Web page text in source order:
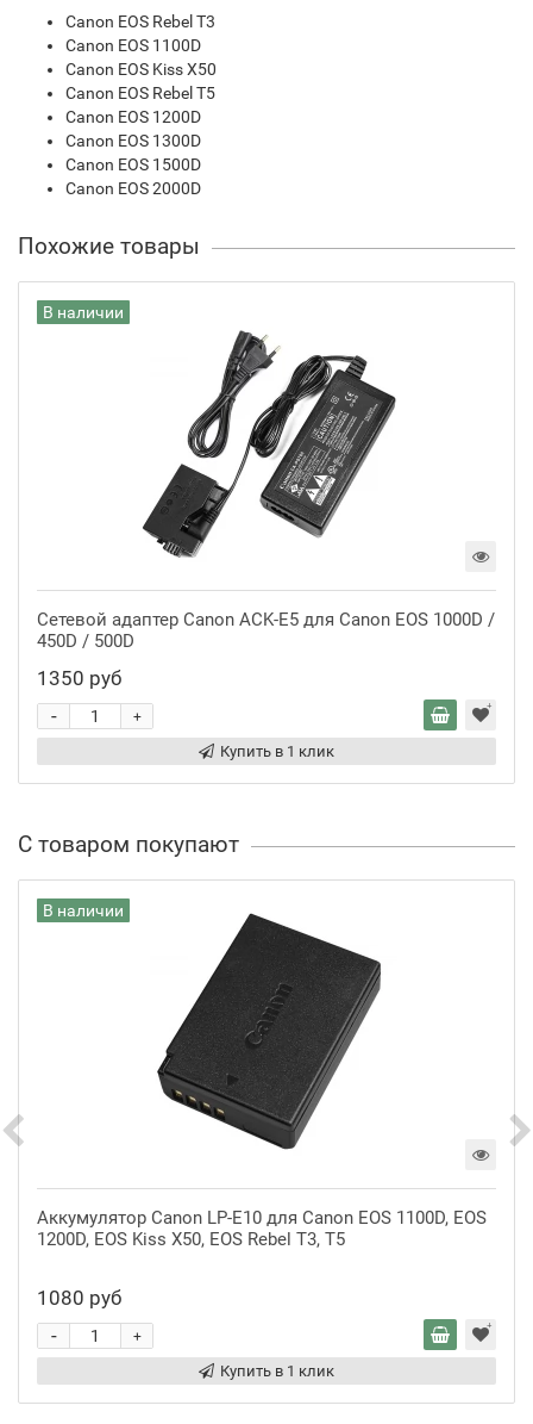
Canon EOS Rebel T3
Canon EOS 1100D
Canon EOS Kiss X50
Canon EOS Rebel T5
Canon EOS 1200D
Canon EOS 1300D
Canon EOS 1500D
Canon EOS 2000D
Похожие товары
В наличии
Сетевой адаптер Canon ACK-E5 для Canon EOS 1000D /
450D / 500D
1350 руб
+
-
Купить в 1 клик
С товаром покупают
В наличии
Аккумулятор Canon LP-E10 для Canon EOS 1100D, EOS
1200D, EOS Kiss X50, EOS Rebel T3, T5
1080 руб
+
-
Купить в 1 клик